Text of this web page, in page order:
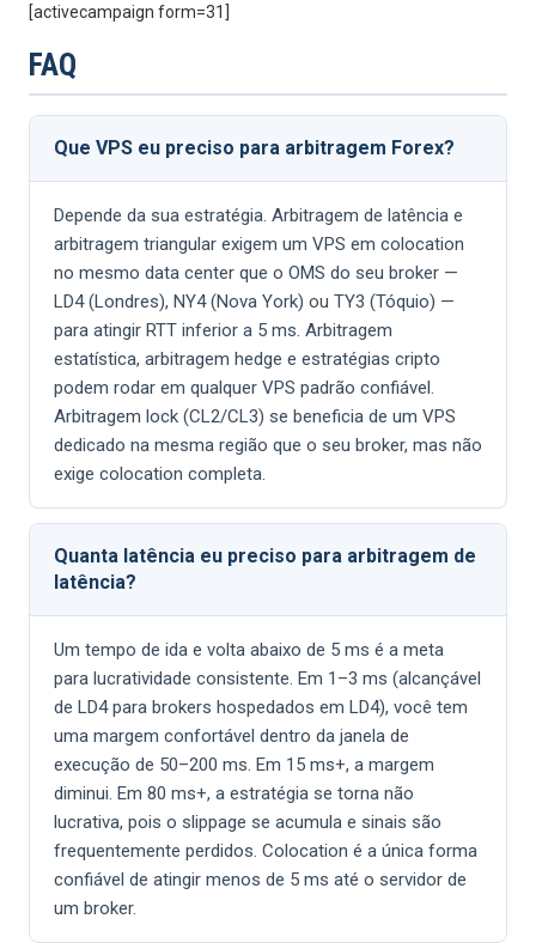
[activecampaign form=31]
FAQ
Que VPS eu preciso para arbitragem Forex?
Depende da sua estratégia. Arbitragem de latência e
arbitragem triangular exigem um VPS em colocation
no mesmo data center que o OMS do seu broker —
LD4 (Londres), NY4 (Nova York) ou TY3 (Tóquio) —
para atingir RTT inferior a 5 ms. Arbitragem
estatística, arbitragem hedge e estratégias cripto
podem rodar em qualquer VPS padrão confiável.
Arbitragem lock (CL2/CL3) se beneficia de um VPS
dedicado na mesma região que o seu broker, mas não
exige colocation completa.
Quanta latência eu preciso para arbitragem de
latência?
Um tempo de ida e volta abaixo de 5 ms é a meta
para lucratividade consistente. Em 1–3 ms (alcançável
de LD4 para brokers hospedados em LD4), você tem
uma margem confortável dentro da janela de
execução de 50–200 ms. Em 15 ms+, a margem
diminui. Em 80 ms+, a estratégia se torna não
lucrativa, pois o slippage se acumula e sinais são
frequentemente perdidos. Colocation é a única forma
confiável de atingir menos de 5 ms até o servidor de
um broker.